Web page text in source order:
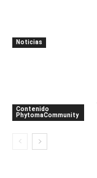
Noticias
Contenido
PhytomaCommunity